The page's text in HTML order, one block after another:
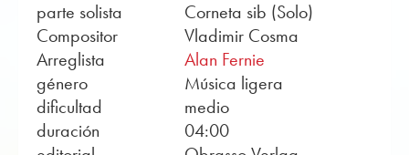
parte solista
Corneta sib (Solo)
Compositor
Vladimir Cosma
Arreglista
Alan Fernie
género
Música ligera
dificultad
medio
duración
04:00